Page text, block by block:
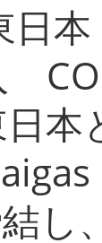
日
本
し